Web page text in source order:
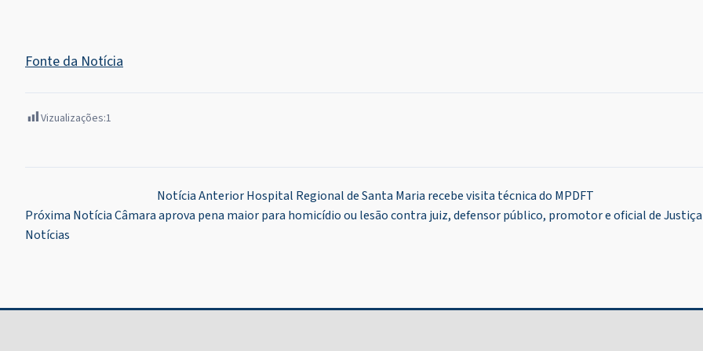
Fonte da Notícia
Vizualizações:1
de
Notícia Anterior Hospital Regional de Santa Maria recebe visita técnica do MPDFT
Próxima NotíciaCâmara aprova pena maior para homicídio ou lesão contra juiz, defensor público, promotor e oficial de
Notícias